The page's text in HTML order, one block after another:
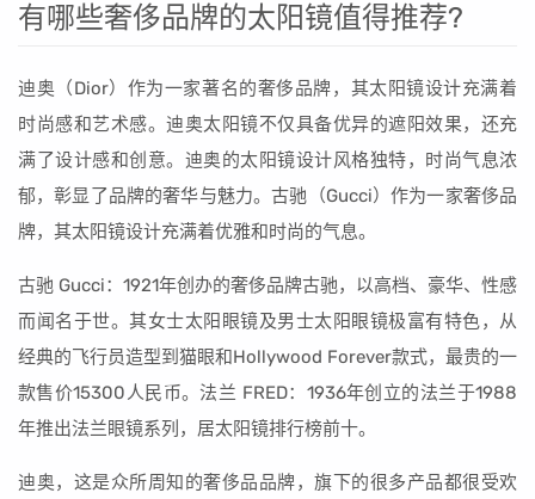
有哪些奢侈品牌的太阳镜值得推荐?
迪奥（Dior）作为一家著名的奢侈品牌，其太阳镜设计充满着
时尚感和艺术感。迪奥太阳镜不仅具备优异的遮阳效果，还充
满了设计感和创意。迪奥的太阳镜设计风格独特，时尚气息浓
郁，彰显了品牌的奢华与魅力。古驰（Gucci）作为一家奢侈品
牌，其太阳镜设计充满着优雅和时尚的气息。
古驰 Gucci：1921年创办的奢侈品牌古驰，以高档、豪华、性感
而闻名于世。其女士太阳眼镜及男士太阳眼镜极富有特色，从
经典的飞行员造型到猫眼和Hollywood Forever款式，最贵的一
款售价15300人民币。法兰 FRED：1936年创立的法兰于1988
年推出法兰眼镜系列，居太阳镜排行榜前十。
迪奥，这是众所周知的奢侈品品牌，旗下的很多产品都很受欢